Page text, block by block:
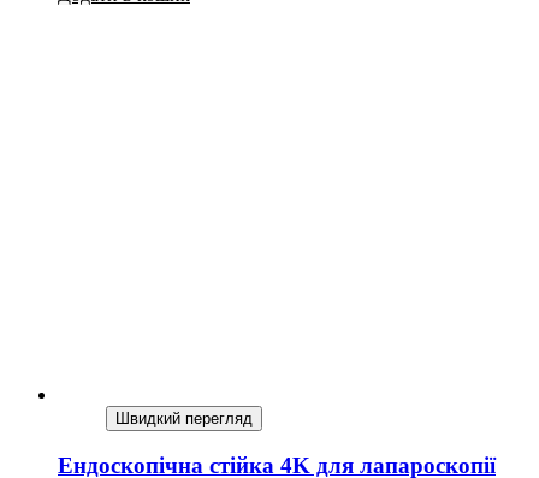
Швидкий перегляд
Ендоскопічна стійка 4K для лапароскопії